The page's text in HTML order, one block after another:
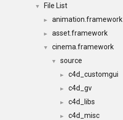
▼ File List
► animation.framework
► asset.framework
▼ cinema.framework
▼ source
► c4d_customgui
► c4d_gv
► c4d_libs
► c4d_misc